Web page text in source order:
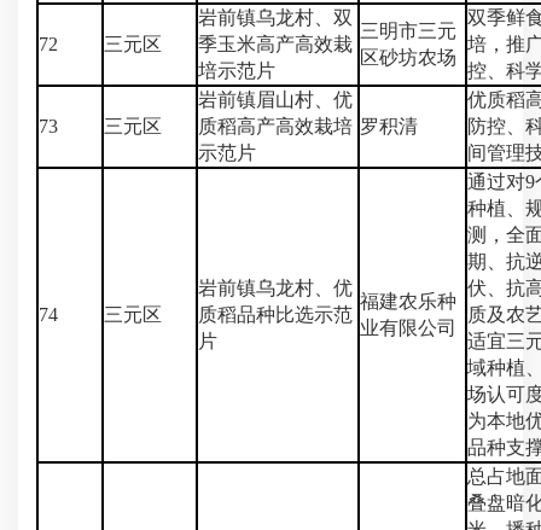
72 三元区
岩前镇乌龙村、双
季玉米高产高效栽
培示范片
三明市三元
区砂坊农场
双季鲜
培，推
控、科
73 三元区
岩前镇眉山村、优
质稻高产高效栽培
示范片
罗积清
优质稻
防控、
间管理
74 三元区
岩前镇乌龙村、优
质稻品种比选示范
片
福建农乐种
业有限公司
通过对9
种植、
测，全
期、抗
伏、抗
质及农
适宜三
域种植
场认可
为本地
品种支
总占地
叠盘暗